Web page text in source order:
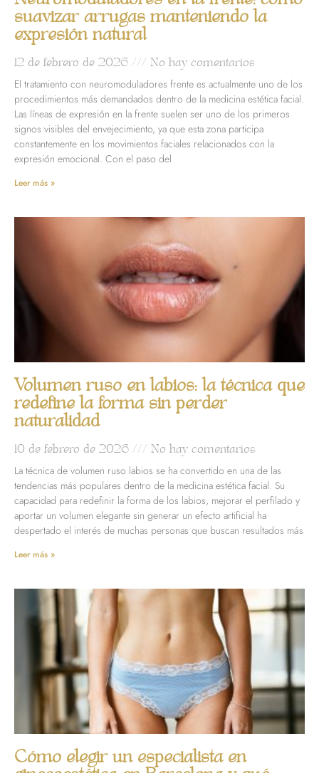
suavizar arrugas manteniendo la
expresión natural
12 de febrero de 2026 No hay comentarios
El tratamiento con neuromoduladores frente es actualmente uno de los
procedimientos más demandados dentro de la medicina estética facial.
Las líneas de expresión en la frente suelen ser uno de los primeros
signos visibles del envejecimiento, ya que esta zona participa
constantemente en los movimientos faciales relacionados con la
expresión emocional. Con el paso del
Leer más »
Volumen ruso en labios: la técnica que
redefine la forma sin perder
naturalidad
10 de febrero de 2026 No hay comentarios
La técnica de volumen ruso labios se ha convertido en una de las
tendencias más populares dentro de la medicina estética facial. Su
capacidad para redefinir la forma de los labios, mejorar el perfilado y
aportar un volumen elegante sin generar un efecto artificial ha
despertado el interés de muchas personas que buscan resultados más
Leer más »
Cómo elegir un especialista en